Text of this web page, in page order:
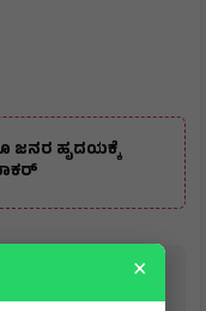
ಜನರ ಹೃದಯಕ್ಕೆ
® ×